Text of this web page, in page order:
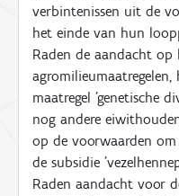
verbintenissen uit de
het einde van hun
Raden de aandacht
maatregel 'genetische
nog andere
op de voorwaarden
de subsidie
Raden aandacht voor